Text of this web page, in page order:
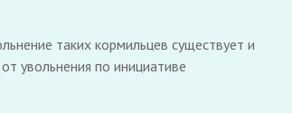
таких кормильцев существует и
увольнения по инициативе